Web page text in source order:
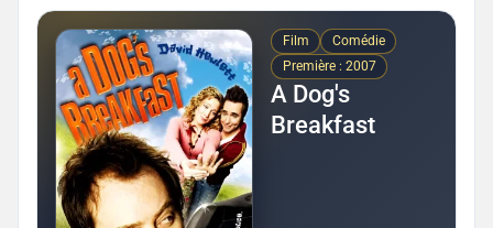
Film
Comédie
Première : 2007
A Dog's
Breakfast